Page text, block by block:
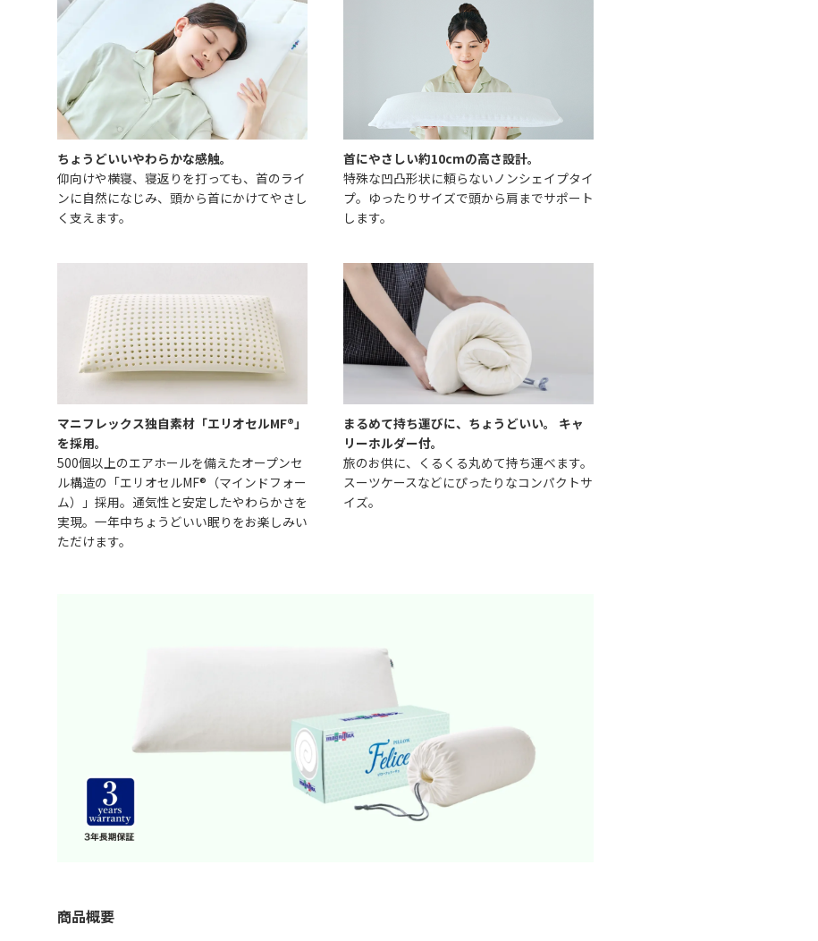
ちょうどいいやわらかな感触。
仰向けや横寝、寝返りを打っても、首のライ
ンに自然になじみ、頭から首にかけてやさし
く支えます。
首にやさしい約10cmの高さ設計。
特殊な凹凸形状に頼らないノンシェイプタイ
プ。ゆったりサイズで頭から肩までサポート
します。
マニフレックス独自素材「エリオセルMF®」
を採用。
500個以上のエアホールを備えたオープンセ
ル構造の「エリオセルMF®（マインドフォー
ム）」採用。通気性と安定したやわらかさを
実現。一年中ちょうどいい眠りをお楽しみい
ただけます。
まるめて持ち運びに、ちょうどいい。 キャ
リーホルダー付。
旅のお供に、くるくる丸めて持ち運べます。
スーツケースなどにぴったりなコンパクトサ
イズ。
商品概要